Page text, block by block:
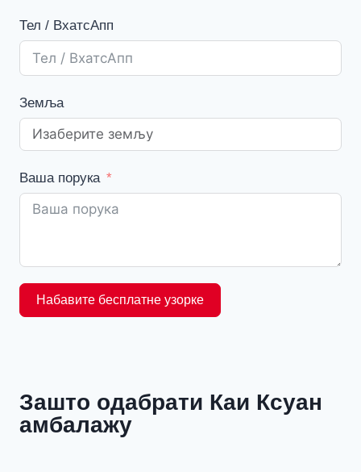
Тел / ВхатсАпп
Земља
Ваша порука
Набавите бесплатне узорке
Зашто одабрати Каи Ксуан
амбалажу